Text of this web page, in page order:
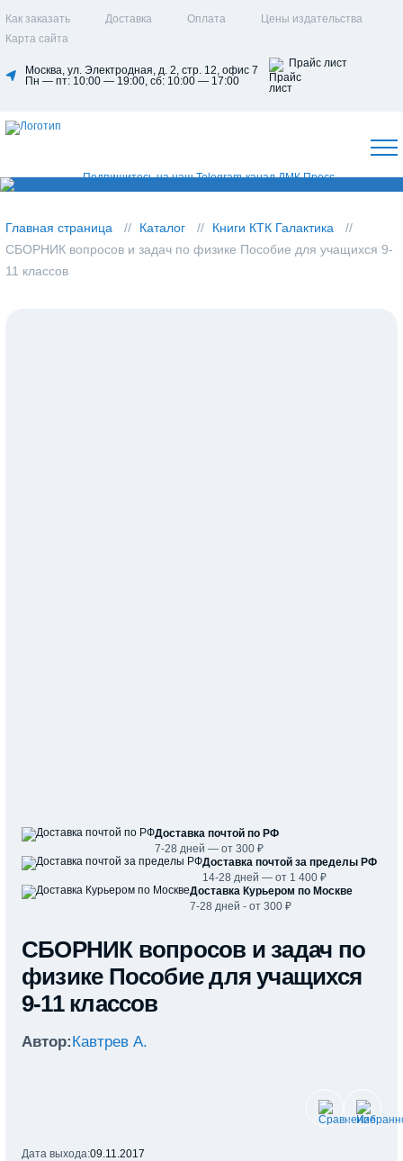
Как заказать Доставка Оплата
Цены издательства
Карта сайта
Москва, ул. Электродная, д. 2, стр. 12, офис 7
Пн — пт: 10:00 — 19:00, сб: 10:00 — 17:00
Прайс лист
Главная страница Каталог
Книги КТК Галактика
СБОРНИК вопросов и задач по физике Пособие для учащихся 9-
11 классов
Доставка почтой по РФ
7-28 дней — от 300 ₽
Доставка почтой за пределы РФ
14-28 дней — от 1 400 ₽
Доставка Курьером по Москве
7-28 дней - от 300 ₽
СБОРНИК вопросов и задач по
физике Пособие для учащихся
9-11 классов
Автор:Кавтрев А.
Дата выхода:09.11.2017